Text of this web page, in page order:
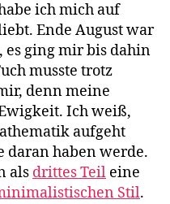
ich mich auf
Ende August war
es ging mir bis dahin
musste trotz
denn meine
Ich weiß,
aufgeht
daran haben werde.
als drittes Teil eine
Stil.